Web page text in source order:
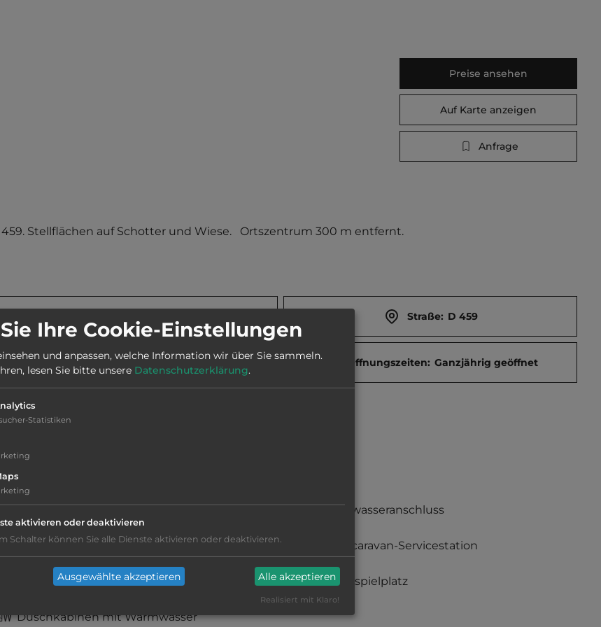
Preise ansehen
Auf Karte anzeigen
Anfrage
Stellflächen auf Schotter und Wiese.   Ortszentrum 300 m entfernt.
Straße: D 459
Webseite: www.gemaingoutte.fr Öffnungszeiten: Ganzjährig geöffnet
Stromanschluss
WC
Waschbecken
Duschkabinen mit Warmwasser
Frischwasseranschluss
Motorcaravan-Servicestation
Kinderspielplatz
Ihre Cookie-Einstellungen
und anpassen, welche Information wir über Sie sammeln.
lesen Sie bitte unsere Datenschutzerklärung.
Statistiken
aktivieren oder deaktivieren
Schalter können Sie alle Dienste aktivieren oder deaktivieren.
Ausgewählte akzeptieren Alle akzeptieren
Realisiert mit Klaro!